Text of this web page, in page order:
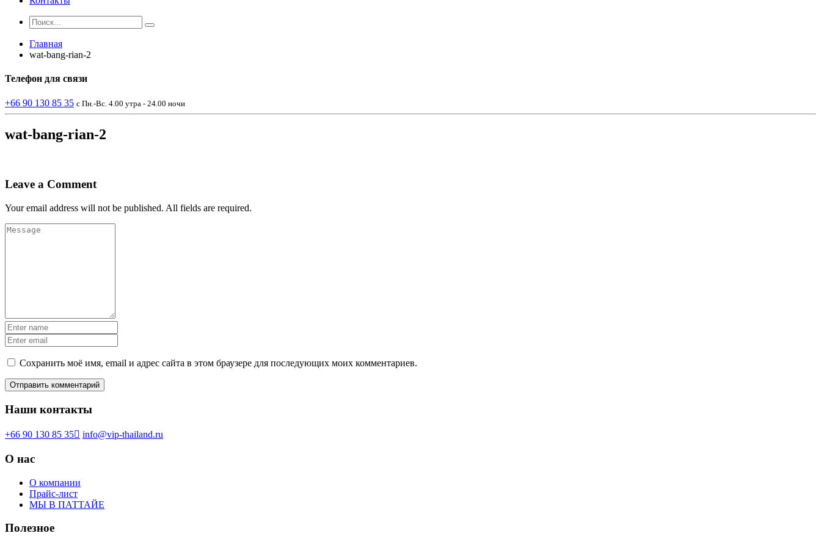
Главная
wat-bang-rian-2
Телефон для связи
+66 90 130 85 35 с Пн.-Вс. 4.00 утра - 24.00 ночи
wat-bang-rian-2
Leave a Comment
Your email address will not be published. All fields are required.
Сохранить моё имя, email и адрес сайта в этом браузере для последующих моих комментариев.
Наши контакты
+66 90 130 85 35 info@vip-thailand.ru
О нас
О компании
Прайс-лист
МЫ В ПАТТАЙЕ
Полезное